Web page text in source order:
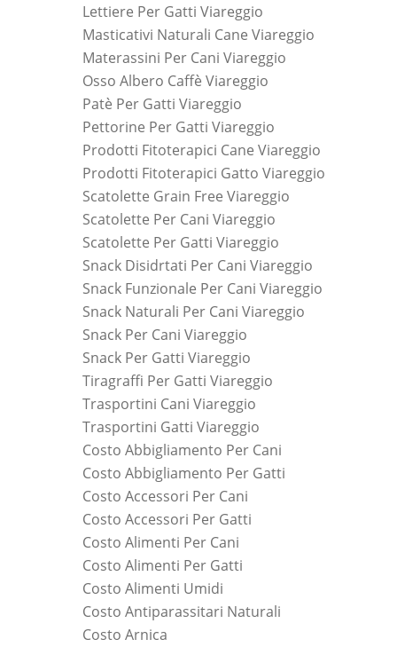
Lettiere Per Gatti Viareggio
Masticativi Naturali Cane Viareggio
Materassini Per Cani Viareggio
Osso Albero Caffè Viareggio
Patè Per Gatti Viareggio
Pettorine Per Gatti Viareggio
Prodotti Fitoterapici Cane Viareggio
Prodotti Fitoterapici Gatto Viareggio
Scatolette Grain Free Viareggio
Scatolette Per Cani Viareggio
Scatolette Per Gatti Viareggio
Snack Disidrtati Per Cani Viareggio
Snack Funzionale Per Cani Viareggio
Snack Naturali Per Cani Viareggio
Snack Per Cani Viareggio
Snack Per Gatti Viareggio
Tiragraffi Per Gatti Viareggio
Trasportini Cani Viareggio
Trasportini Gatti Viareggio
Costo Abbigliamento Per Cani
Costo Abbigliamento Per Gatti
Costo Accessori Per Cani
Costo Accessori Per Gatti
Costo Alimenti Per Cani
Costo Alimenti Per Gatti
Costo Alimenti Umidi
Costo Antiparassitari Naturali
Costo Arnica